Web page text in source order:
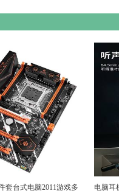
套台式电脑2011游戏多
电脑耳